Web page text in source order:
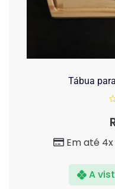
Tábua
de
Em até
A